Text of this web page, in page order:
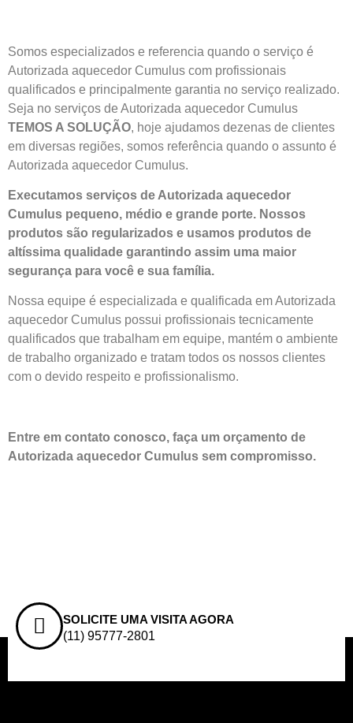
Somos especializados e referencia quando o serviço é
Autorizada aquecedor Cumulus com profissionais
qualificados e principalmente garantia no serviço realizado.
Seja no serviços de Autorizada aquecedor Cumulus
TEMOS A SOLUÇÃO, hoje ajudamos dezenas de clientes
em diversas regiões, somos referência quando o assunto é
Autorizada aquecedor Cumulus.
Executamos serviços de Autorizada aquecedor
Cumulus pequeno, médio e grande porte. Nossos
produtos são regularizados e usamos produtos de
altíssima qualidade garantindo assim uma maior
segurança para você e sua família.
Nossa equipe é especializada e qualificada em Autorizada
aquecedor Cumulus possui profissionais tecnicamente
qualificados que trabalham em equipe, mantém o ambiente
de trabalho organizado e tratam todos os nossos clientes
com o devido respeito e profissionalismo.
Entre em contato conosco, faça um orçamento de
Autorizada aquecedor Cumulus sem compromisso.
SOLICITE UMA VISITA AGORA
(11) 95777-2801